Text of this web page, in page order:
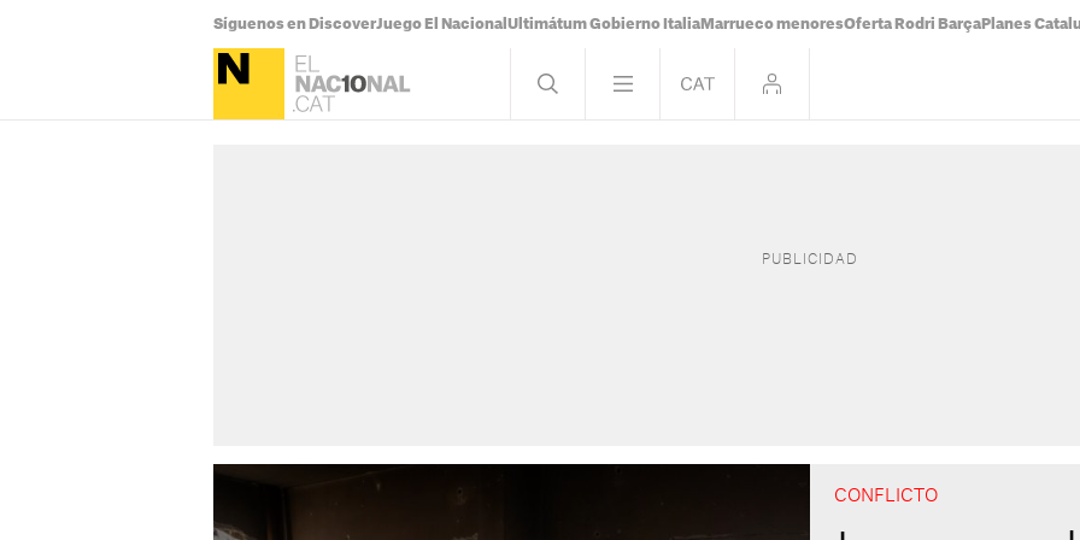
Síguenos en DiscoverJuego El Nacional Ultimátum Gobierno Italia Marrueco menoresOferta Rodri Barça Planes
CONFLICTO